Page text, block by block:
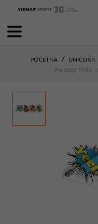
POČETNA UNICORN
PIKADO PERA